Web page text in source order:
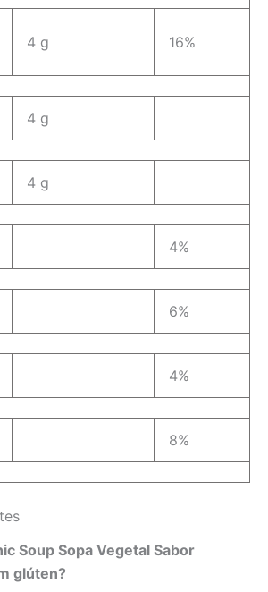
4 g 16%
4 g
4 g
4%
6%
4%
8%
Soup Sopa Vegetal Sabor
glúten?